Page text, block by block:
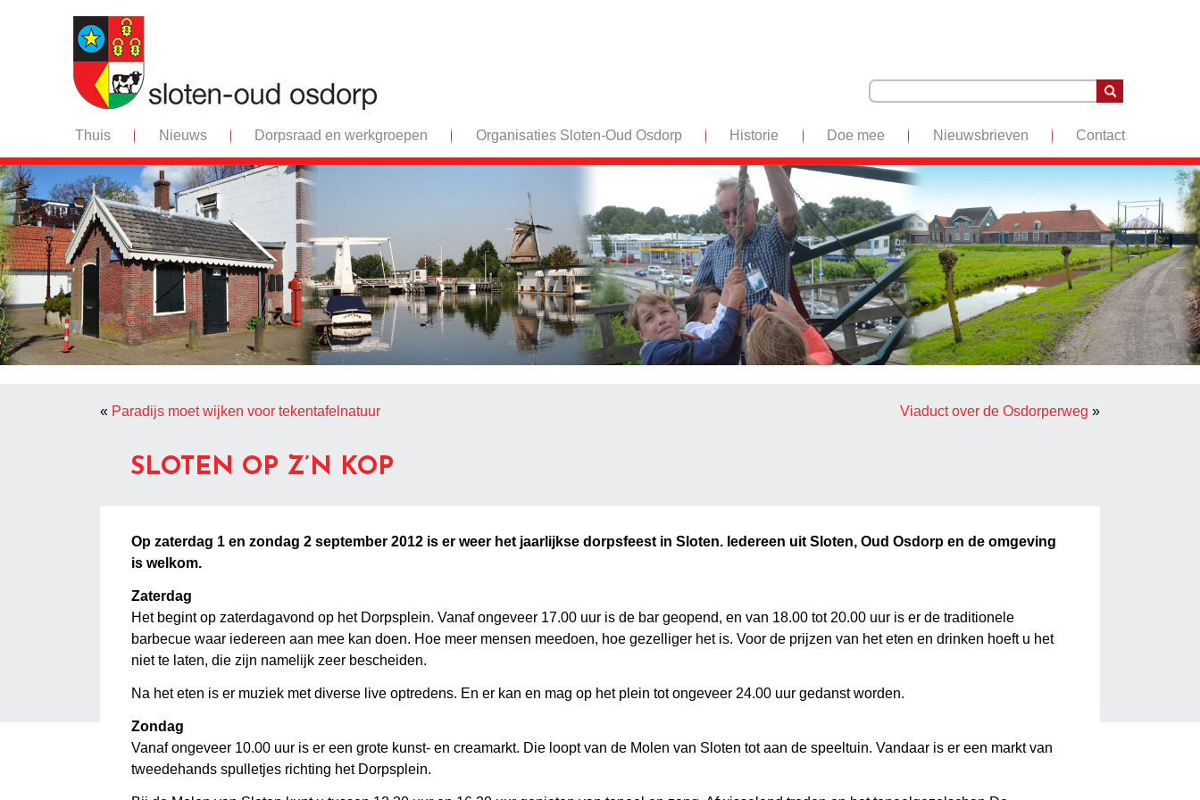
Thuis Nieuws Dorpsraad en werkgroepen Organisaties Sloten-Oud Osdorp Historie Doe mee Nieuwsbrieven Contact
« Paradijs moet wijken voor tekentafelnatuur Viaduct over de Osdorperweg »
SLOTEN OP Z’N KOP
Op zaterdag 1 en zondag 2 september 2012 is er weer het jaarlijkse dorpsfeest in Sloten. Iedereen uit Sloten, Oud Osdorp en de omgeving
is welkom.
Zaterdag
Het begint op zaterdagavond op het Dorpsplein. Vanaf ongeveer 17.00 uur is de bar geopend, en van 18.00 tot 20.00 uur is er de traditionele
barbecue waar iedereen aan mee kan doen. Hoe meer mensen meedoen, hoe gezelliger het is. Voor de prijzen van het eten en drinken hoeft u het
niet te laten, die zijn namelijk zeer bescheiden.
Na het eten is er muziek met diverse live optredens. En er kan en mag op het plein tot ongeveer 24.00 uur gedanst worden.
Zondag
Vanaf ongeveer 10.00 uur is er een grote kunst- en creamarkt. Die loopt van de Molen van Sloten tot aan de speeltuin. Vandaar is er een markt van
tweedehands spulletjes richting het Dorpsplein.